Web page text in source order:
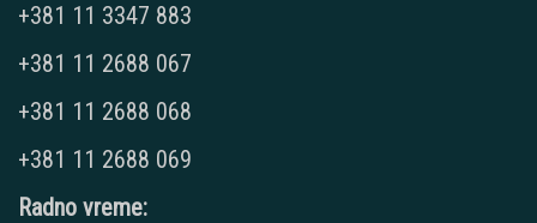
+381 11 3347 883
+381 11 2688 067
+381 11 2688 068
+381 11 2688 069
Radno vreme: